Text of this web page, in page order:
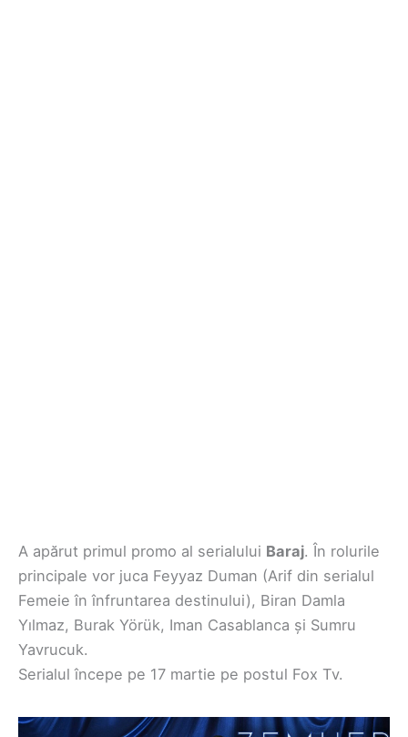
A apărut primul promo al serialului Baraj. În rolurile
principale vor juca Feyyaz Duman (Arif din serialul
Femeie în înfruntarea destinului), Biran Damla
Yılmaz, Burak Yörük, Iman Casablanca și Sumru
Yavrucuk.
Serialul începe pe 17 martie pe postul Fox Tv.